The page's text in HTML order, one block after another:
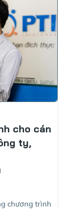
cho cán
ty,
chương trình